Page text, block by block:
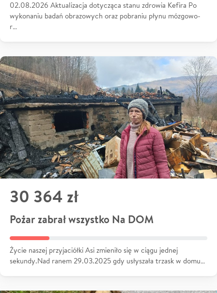
02.08.2026 Aktualizacja dotycząca stanu zdrowia Kefira Po
wykonaniu badań obrazowych oraz pobraniu płynu mózgowo-
r…
30 364 zł
Pożar zabrał wszystko Na DOM
Życie naszej przyjaciółki Asi zmieniło się w ciągu jednej
sekundy.Nad ranem 29.03.2025 gdy usłyszała trzask w domu…